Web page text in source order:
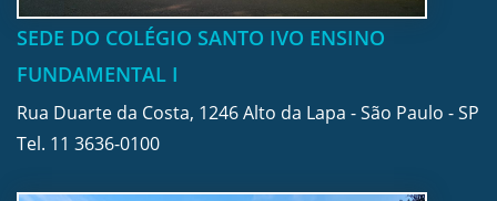
SEDE DO COLÉGIO SANTO IVO ENSINO
FUNDAMENTAL I
Rua Duarte da Costa, 1246 Alto da Lapa - São Paulo - SP
Tel. 11 3636-0100